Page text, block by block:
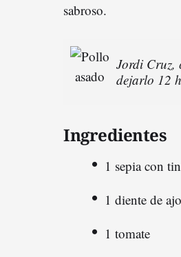
sabroso.
Jordi Cruz,
dejarlo 12
Ingredientes
1 sepia con
1 diente de ajo
1 tomate